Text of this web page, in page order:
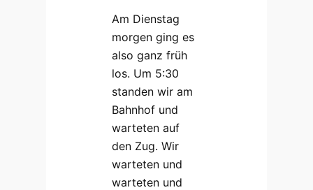
Am Dienstag
morgen ging es
also ganz früh
los. Um 5:30
standen wir am
Bahnhof und
warteten auf
den Zug. Wir
warteten und
warteten und